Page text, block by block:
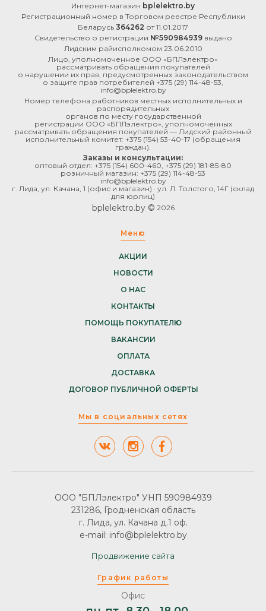
Интернет-магазин bplelektro.by
Регистрационный номер в Торговом реестре Республики
Беларусь 364262 от 11.01.2017
Свидетельство о регистрации №590984939выдано
Лидским райисполкомом 23.06.2010
Лицо, уполномоченное ООО «БПЛэлектро»
рассматривать обращения покупателей
о нарушении их прав, предусмотренных законодательством
о защите прав потребителей +375 (29) 114-48-53
info@bplelektro.by
Номер телефона работников местных исполнительных и
распорядительных
органов по месту государственной
регистрации ООО «БПЛэлектро», уполномоченных
рассматривать обращения покупателей — Лидский районный
исполнительный комитет: +375 (154) 53-40-17 (обращения
граждан).
Заказы и консультации:
оптовый отдел: +375 (154) 600-460 +375 (29) 181-85-80
розничный магазин: +375 (29) 114-48-53
info@bplelektro.by
г. Лида, ул. Качана, 1 (офис и магазин) · ул. Л. Толстого, 14Г (склад
для юрлиц)
bplelektro.by © 2026
Меню
АКЦИИ
НОВОСТИ
О НАС
КОНТАКТЫ
ПОМОЩЬ ПОКУПАТЕЛЮ
ВАКАНСИИ
ОПЛАТА
ДОСТАВКА
ДОГОВОР ПУБЛИЧНОЙ ОФЕРТЫ
Мы в социальных сетях
График работы
Офис
ООО "БПЛэлектро" УНП 590984939
231286, Гродненская область
г. Лида, ул. Качана д.1 оф.
e-mail: info@bplelektro.by
Продвижение сайта